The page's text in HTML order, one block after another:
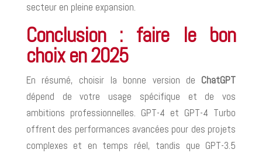
secteur en pleine expansion.
Conclusion : faire le bon
choix en 2025
En résumé, choisir la bonne version de ChatGPT
dépend de votre usage spécifique et de vos
ambitions professionnelles. GPT-4 et GPT-4 Turbo
offrent des performances avancées pour des projets
complexes et en temps réel, tandis que GPT-3.5